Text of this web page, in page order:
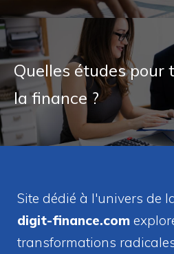
Quelles études pour
la finance ?
Site dédié à l'univers de
digit-finance.com
transformations